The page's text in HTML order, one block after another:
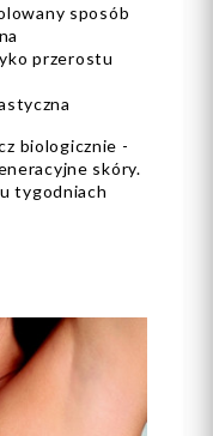
sposób
przerostu
biologicznie -
skóry.
tygodniach